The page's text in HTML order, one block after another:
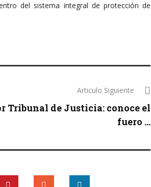
del sistema integral de protección de
Articulo Siguiente
Tribunal de Justicia: conoce el
fuero ...